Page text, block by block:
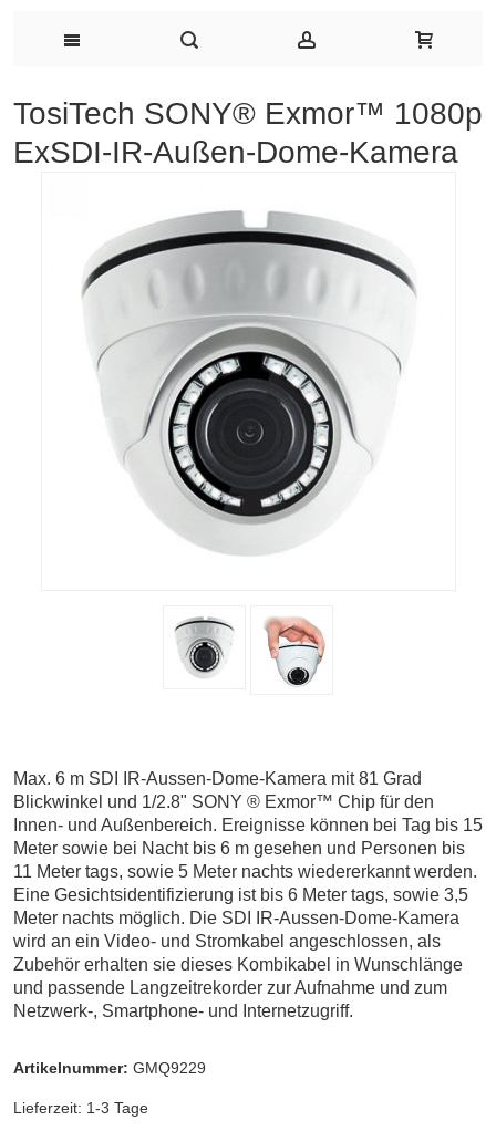
TosiTech SONY® Exmor™ 1080p
ExSDI-IR-Außen-Dome-Kamera
Max. 6 m SDI IR-Aussen-Dome-Kamera mit 81 Grad
Blickwinkel und 1/2.8" SONY ® Exmor™ Chip für den
Innen- und Außenbereich. Ereignisse können bei Tag bis 15
Meter sowie bei Nacht bis 6 m gesehen und Personen bis
11 Meter tags, sowie 5 Meter nachts wiedererkannt werden.
Eine Gesichtsidentifizierung ist bis 6 Meter tags, sowie 3,5
Meter nachts möglich. Die SDI IR-Aussen-Dome-Kamera
wird an ein Video- und Stromkabel angeschlossen, als
Zubehör erhalten sie dieses Kombikabel in Wunschlänge
und passende Langzeitrekorder zur Aufnahme und zum
Netzwerk-, Smartphone- und Internetzugriff.
Artikelnummer: GMQ9229
Lieferzeit: 1-3 Tage